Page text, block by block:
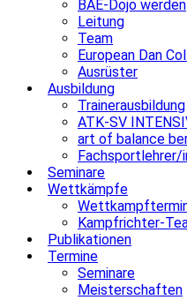
BAE-Dojo werden
Leitung
Team
European Dan
Ausrüster
Ausbildung
Trainerausbildung
ATK-SV
art of balance
Fachsportlehrer/
Seminare
Wettkämpfe
Kampfrichter-
Publikationen
Termine
Seminare
Meisterschaften